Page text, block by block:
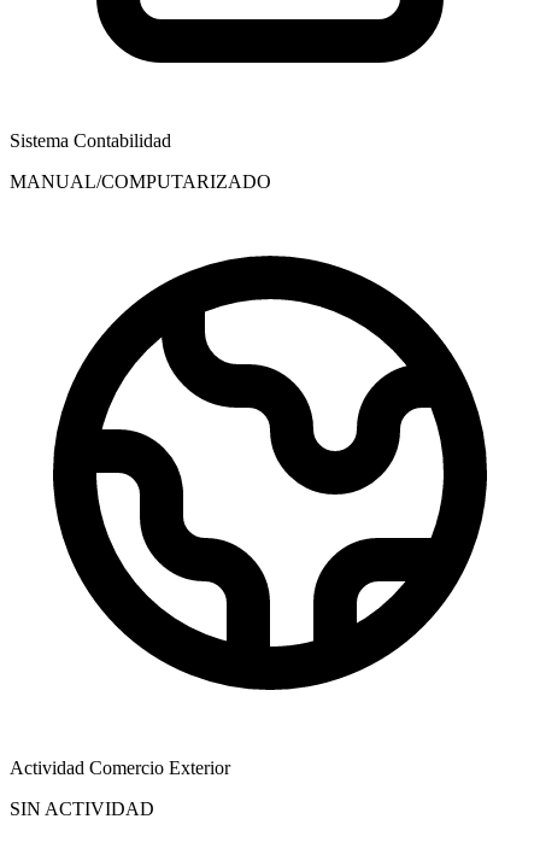
Sistema Contabilidad
MANUAL/COMPUTARIZADO
Actividad Comercio Exterior
SIN ACTIVIDAD